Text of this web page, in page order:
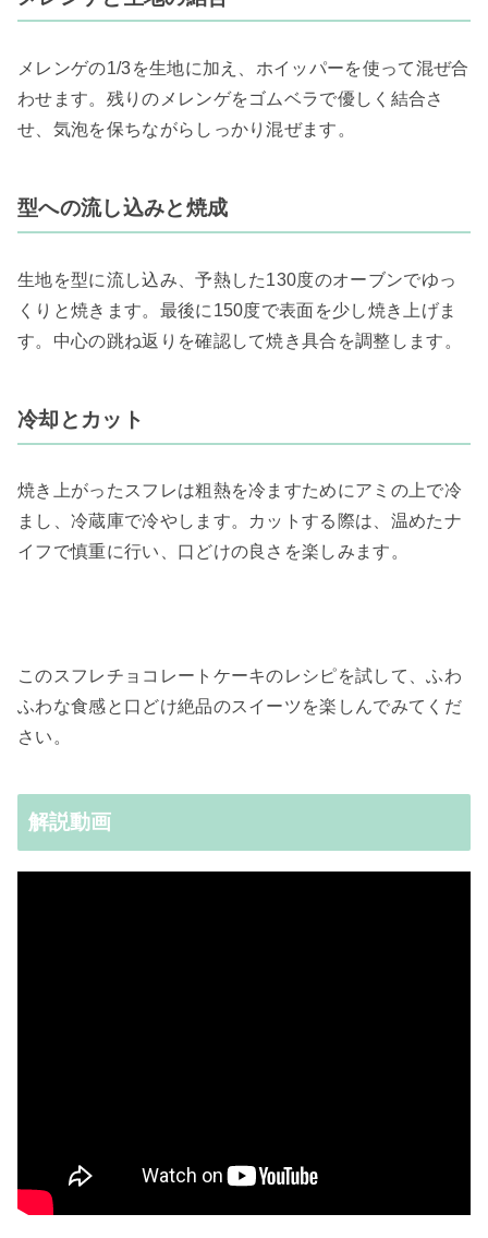
メレンゲの1/3を生地に加え、ホイッパーを使って混ぜ合
わせます。残りのメレンゲをゴムベラで優しく結合さ
せ、気泡を保ちながらしっかり混ぜます。
型への流し込みと焼成
生地を型に流し込み、予熱した130度のオーブンでゆっ
くりと焼きます。最後に150度で表面を少し焼き上げま
す。中心の跳ね返りを確認して焼き具合を調整します。
冷却とカット
焼き上がったスフレは粗熱を冷ますためにアミの上で冷
まし、冷蔵庫で冷やします。カットする際は、温めたナ
イフで慎重に行い、口どけの良さを楽しみます。
このスフレチョコレートケーキのレシピを試して、ふわ
ふわな食感と口どけ絶品のスイーツを楽しんでみてくだ
さい。
解説動画